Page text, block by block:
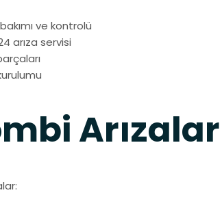
bakımı ve kontrolü
arıza servisi